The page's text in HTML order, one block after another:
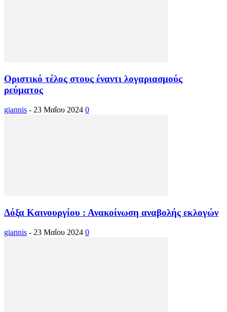
Οριστικό τέλος στους έναντι λογαριασμούς
ρεύματος
giannis - 23 Μαΐου 2024 0
Δόξα Καινουργίου : Ανακοίνωση αναβολής εκλογών
giannis - 23 Μαΐου 2024 0